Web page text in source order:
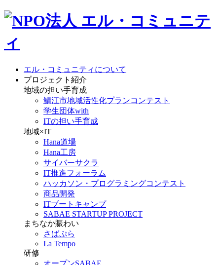
エル・コミュニティについて
プロジェクト紹介
地域の担い手育成
鯖江市地域活性化プランコンテスト
学生団体with
ITの担い手育成
地域×IT
Hana道場
Hana工房
サイバーサクラ
IT推進フォーラム
ハッカソン・プログラミングコンテスト
商品開発
ITブートキャンプ
SABAE STARTUP PROJECT
まちなか賑わい
さばぷら
La Tempo
研修
オープンSABAE